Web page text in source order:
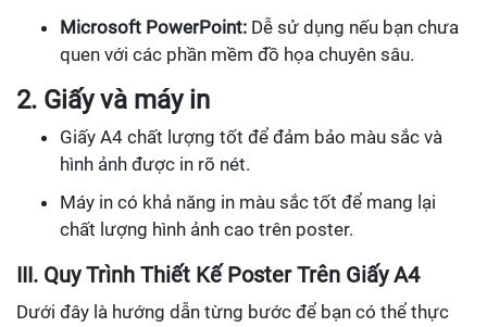
Microsoft PowerPoint: Dễ sử dụng nếu bạn chưa
quen với các phần mềm đồ họa chuyên sâu.
2. Giấy và máy in
Giấy A4 chất lượng tốt để đảm bảo màu sắc và
hình ảnh được in rõ nét.
Máy in có khả năng in màu sắc tốt để mang lại
chất lượng hình ảnh cao trên poster.
III. Quy Trình Thiết Kế Poster Trên Giấy A4
Dưới đây là hướng dẫn từng bước để bạn có thể thực